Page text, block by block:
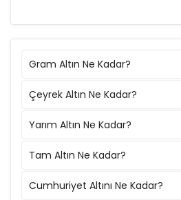
Gram Altın Ne Kadar?
Çeyrek Altın Ne Kadar?
Yarım Altın Ne Kadar?
Tam Altın Ne Kadar?
Cumhuriyet Altını Ne Kadar?